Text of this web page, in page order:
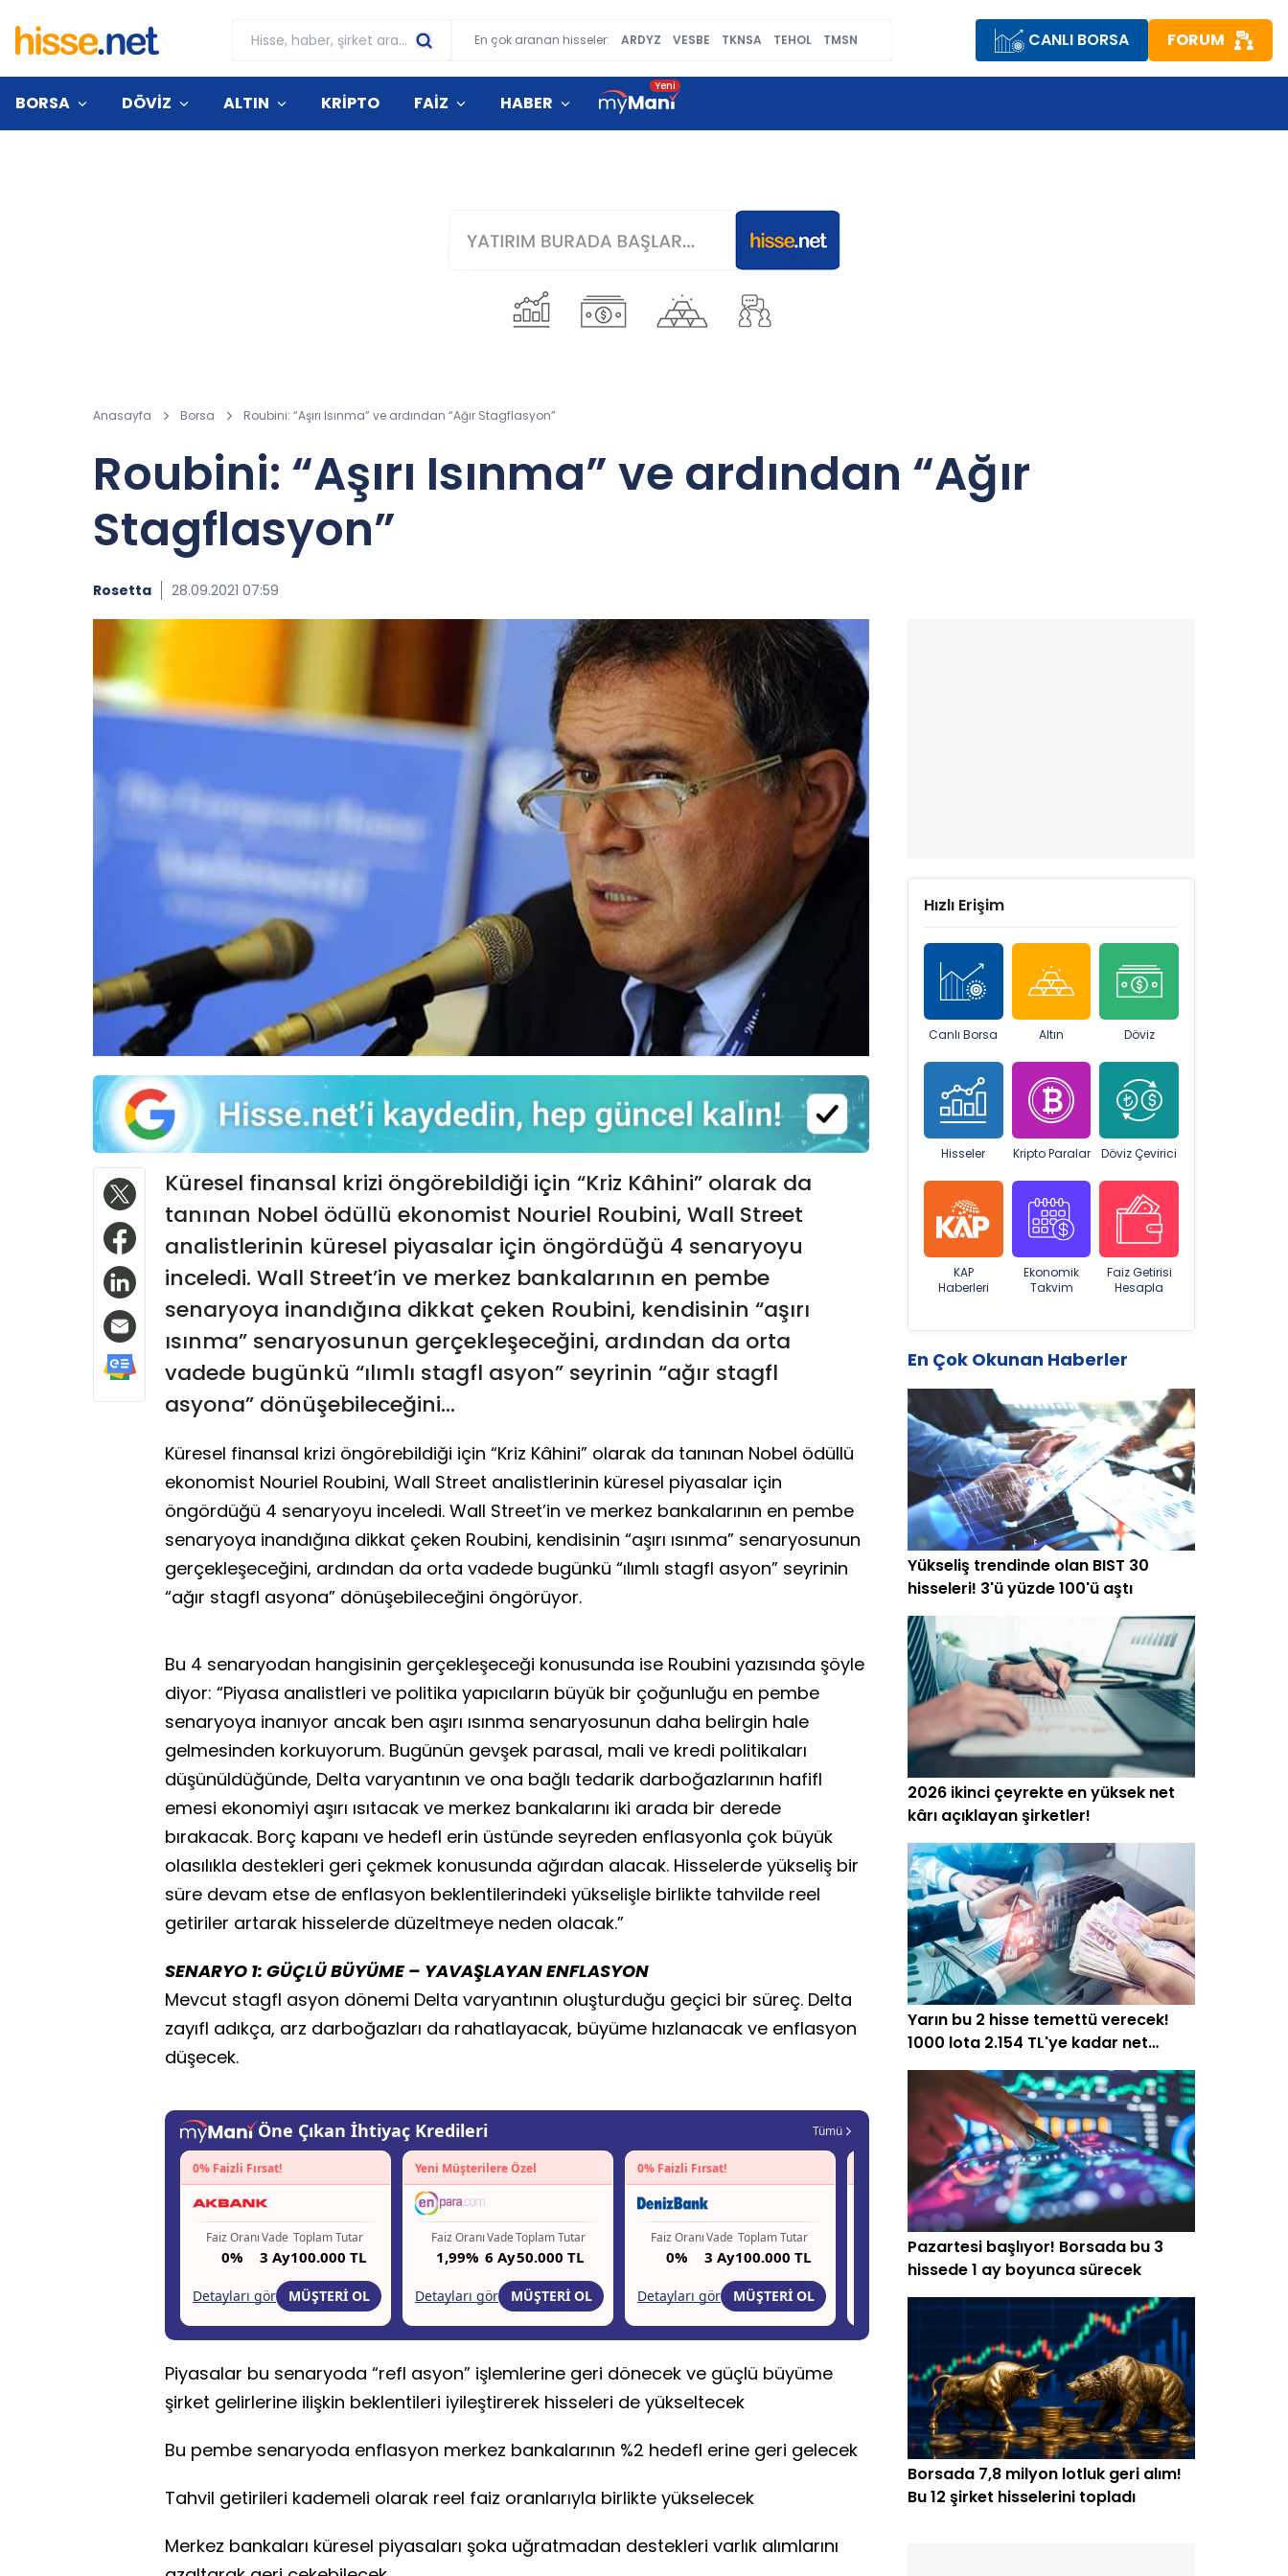
En çok aranan hisseler: ARDYZ VESBE TKNSA TEHOL TMSN CANLI BORSA FORUM
BORSA DÖVİZ ALTIN KRİPTO FAİZ HABER
Anasayfa Borsa Roubini: “Aşırı Isınma” ve ardından “Ağır Stagflasyon”
Roubini: “Aşırı Isınma” ve ardından “Ağır
Stagflasyon”
Rosetta 28.09.2021 07:59
Küresel finansal krizi öngörebildiği için “Kriz Kâhini” olarak da
tanınan Nobel ödüllü ekonomist Nouriel Roubini, Wall Street
analistlerinin küresel piyasalar için öngördüğü 4 senaryoyu
inceledi. Wall Street’in ve merkez bankalarının en pembe
senaryoya inandığına dikkat çeken Roubini, kendisinin “aşırı
ısınma” senaryosunun gerçekleşeceğini, ardından da orta
vadede bugünkü “ılımlı stagfl asyon” seyrinin “ağır stagfl
asyona” dönüşebileceğini...
Küresel finansal krizi öngörebildiği için “Kriz Kâhini” olarak da tanınan Nobel ödüllü
ekonomist Nouriel Roubini, Wall Street analistlerinin küresel piyasalar için
öngördüğü 4 senaryoyu inceledi. Wall Street’in ve merkez bankalarının en pembe
senaryoya inandığına dikkat çeken Roubini, kendisinin “aşırı ısınma” senaryosunun
gerçekleşeceğini, ardından da orta vadede bugünkü “ılımlı stagfl asyon” seyrinin
“ağır stagfl asyona” dönüşebileceğini öngörüyor.
Bu 4 senaryodan hangisinin gerçekleşeceği konusunda ise Roubini yazısında şöyle
diyor: “Piyasa analistleri ve politika yapıcıların büyük bir çoğunluğu en pembe
senaryoya inanıyor ancak ben aşırı ısınma senaryosunun daha belirgin hale
gelmesinden korkuyorum. Bugünün gevşek parasal, mali ve kredi politikaları
düşünüldüğünde, Delta varyantının ve ona bağlı tedarik darboğazlarının hafifl
emesi ekonomiyi aşırı ısıtacak ve merkez bankalarını iki arada bir derede
bırakacak. Borç kapanı ve hedefl erin üstünde seyreden enflasyonla çok büyük
olasılıkla destekleri geri çekmek konusunda ağırdan alacak. Hisselerde yükseliş bir
süre devam etse de enflasyon beklentilerindeki yükselişle birlikte tahvilde reel
getiriler artarak hisselerde düzeltmeye neden olacak.”
SENARYO 1: GÜÇLÜ BÜYÜME – YAVAŞLAYAN ENFLASYON
Mevcut stagfl asyon dönemi Delta varyantının oluşturduğu geçici bir süreç. Delta
zayıfl adıkça, arz darboğazları da rahatlayacak, büyüme hızlanacak ve enflasyon
düşecek.
Piyasalar bu senaryoda “refl asyon” işlemlerine geri dönecek ve güçlü büyüme
şirket gelirlerine ilişkin beklentileri iyileştirerek hisseleri de yükseltecek
Bu pembe senaryoda enflasyon merkez bankalarının %2 hedefl erine geri gelecek
Tahvil getirileri kademeli olarak reel faiz oranlarıyla birlikte yükselecek
Merkez bankaları küresel piyasaları şoka uğratmadan destekleri varlık alımlarını
Hızlı Erişim
Canlı Borsa Altın Döviz
Hisseler Kripto Paralar Döviz Çevirici
KAP
Haberleri
Ekonomik
Takvim
Faiz Getirisi
Hesapla
En Çok Okunan Haberler
Yükseliş trendinde olan BIST 30
hisseleri! 3'ü yüzde 100'ü aştı
2026 ikinci çeyrekte en yüksek net
kârı açıklayan şirketler!
Yarın bu 2 hisse temettü verecek!
1000 lota 2.154 TL'ye kadar net
ödeme
Pazartesi başlıyor! Borsada bu 3
hissede 1 ay boyunca sürecek
Borsada 7,8 milyon lotluk geri alım!
Bu 12 şirket hisselerini topladı